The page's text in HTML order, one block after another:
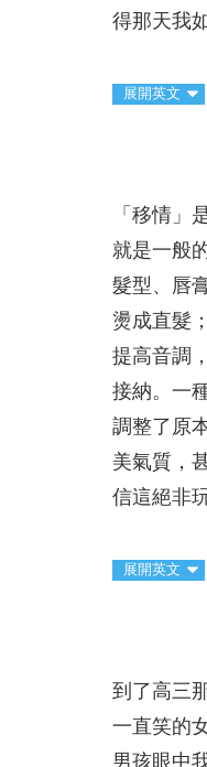
得那天我
展開英文
「移情」
就是一般
髮型、唇
燙成直髮
提高音調
接納。一
調整了原
美氣質，
信這絕非
展開英文
到了高三
一直笑的